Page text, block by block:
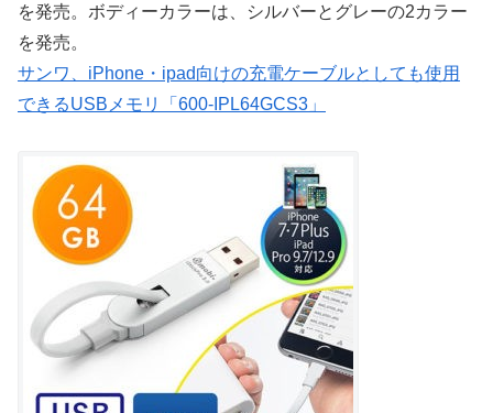
を発売。ボディーカラーは、シルバーとグレーの2カラー
を発売。
サンワ、iPhone・ipad向けの充電ケーブルとしても使用
できるUSBメモリ「600-IPL64GCS3」